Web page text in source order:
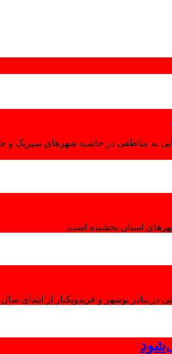
به مناطقی در حاشیه شهرهای
استان بخشیده است.
در بنادر نوشهر و فریدونکنار از ابتدای